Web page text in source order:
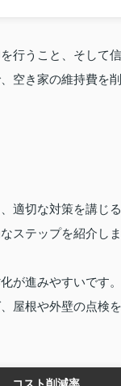
行うこと、そして信
空き家の維持費を削
適切な対策を講じる
ステップを紹介しま
が進みやすいです。
屋根や外壁の点検を